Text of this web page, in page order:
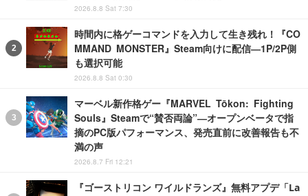
2026.8.8 Sat 7:30
時間内に格ゲーコマンドを入力して生き残れ！『CO
MMAND MONSTER』Steam向けに配信―1P/2P側
も選択可能
2026.8.8 Sat 0:30
マーベル新作格ゲー『MARVEL Tōkon: Fighting
Souls』Steamで“賛否両論”―オープンベータで指
摘のPC版パフォーマンス、発売直前に改善報告も不
満の声
2026.8.7 Fri 12:21
『ゴーストリコン ワイルドランズ』無料アプデ「La